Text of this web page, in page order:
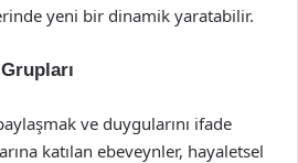
yeni bir dinamik yaratabilir.
ve duygularını ifade
katılan ebeveynler, hayaletsel